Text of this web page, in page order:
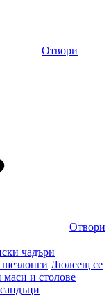
Отвори
Отвори
чадъри
Люлеещ се
маси и столове